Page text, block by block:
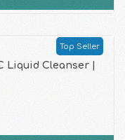
Top Seller
Liquid Cleanser |